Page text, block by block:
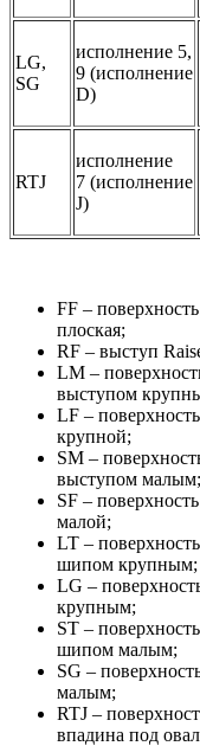
LG,
SG
исполнение 5,
9 (исполнение
D)
RTJ
исполнение
7 (исполнение
J)
FF –
плоская;
RF – выступ
LM –
выступом
LF –
крупной;
SM –
выступом малым;
SF –
малой;
LT –
шипом крупным;
LG –
крупным;
ST –
шипом малым;
SG –
малым;
RTJ –
впадина под